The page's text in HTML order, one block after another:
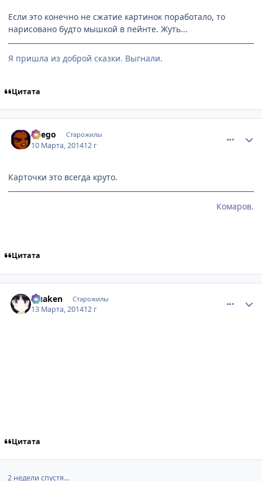
Если это конечно не сжатие картинок поработало, то
нарисовано будто мышкой в пейнте. Жуть...
Я пришла из доброй сказки. Выгнали.
Цитата
Soego Старожилы
10 Марта, 201412 г
Карточки это всегда круто.
Комаров.
Цитата
Quaken Старожилы
13 Марта, 201412 г
Цитата
2 недели спустя...